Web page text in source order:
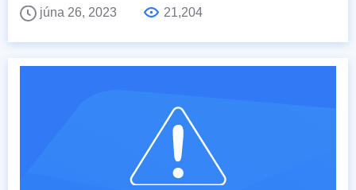
júna 26, 2023
21,204